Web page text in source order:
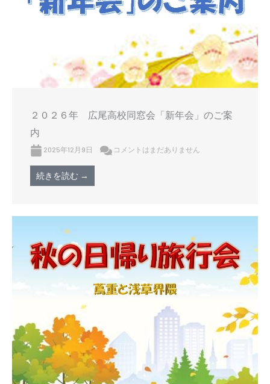
２０２６年 広尾高校同窓会「新年会」のご案
内
2025年12月9日 コメントはまだありません
続きを読む →